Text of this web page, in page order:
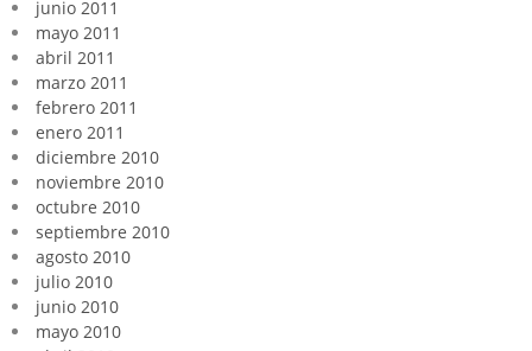
junio 2011
mayo 2011
abril 2011
marzo 2011
febrero 2011
enero 2011
diciembre 2010
noviembre 2010
octubre 2010
septiembre 2010
agosto 2010
julio 2010
junio 2010
mayo 2010